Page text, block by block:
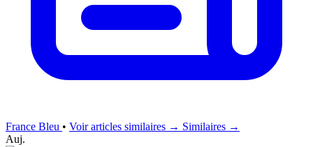
France Bleu • Voir articles similaires → Similaires →
Auj.